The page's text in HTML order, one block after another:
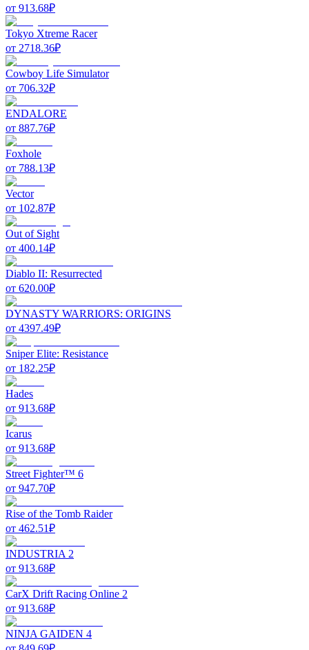
от 913.68₽
Tokyo Xtreme Racer
от 2718.36₽
Cowboy Life Simulator
от 706.32₽
ENDALORE
от 887.76₽
Foxhole
от 788.13₽
Vector
от 102.87₽
Out of Sight
от 400.14₽
Diablo II: Resurrected
от 620.00₽
DYNASTY WARRIORS: ORIGINS
от 4397.49₽
Sniper Elite: Resistance
от 182.25₽
Hades
от 913.68₽
Icarus
от 913.68₽
Street Fighter™ 6
от 947.70₽
Rise of the Tomb Raider
от 462.51₽
INDUSTRIA 2
от 913.68₽
CarX Drift Racing Online 2
от 913.68₽
NINJA GAIDEN 4